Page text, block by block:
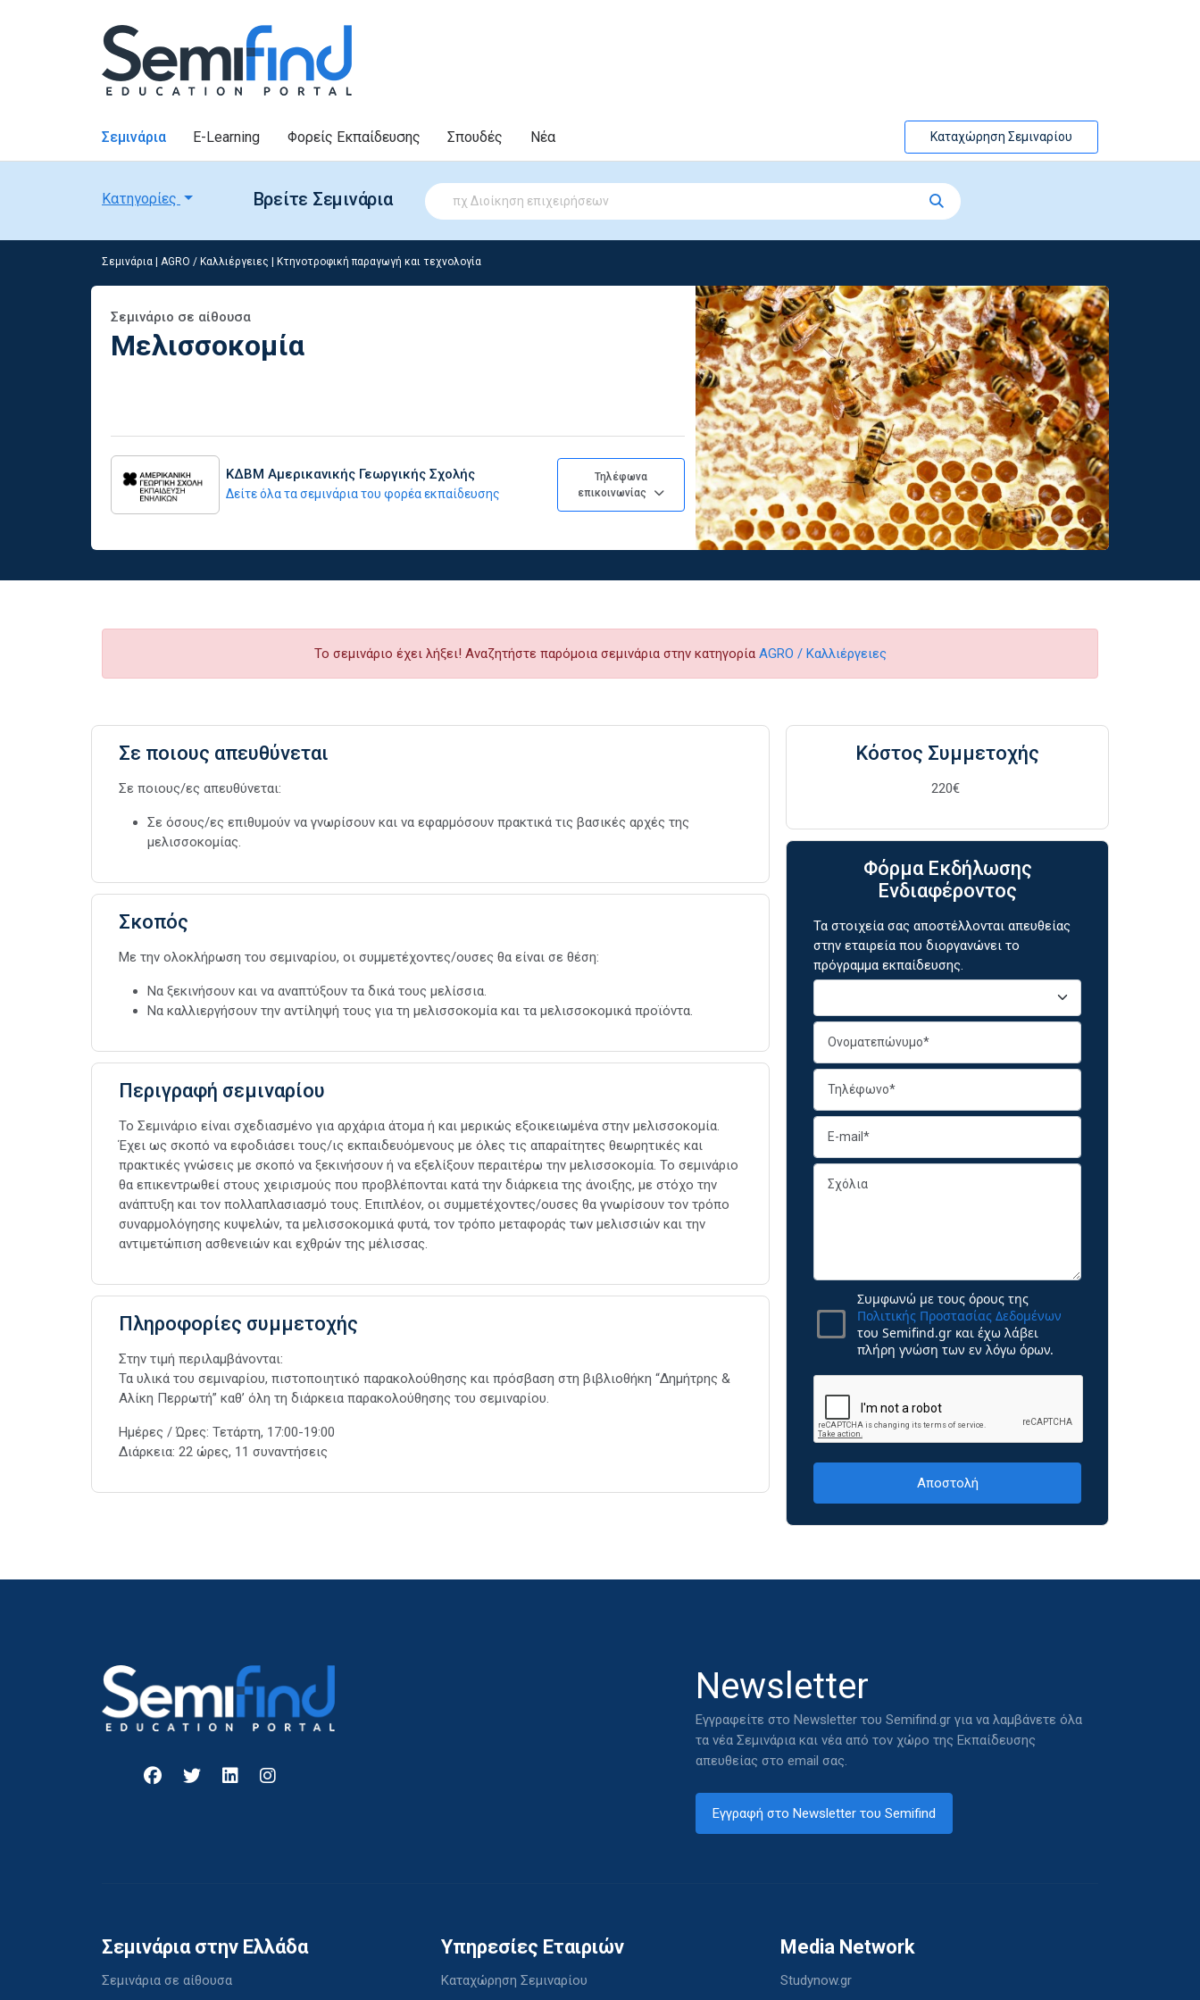
Σεμινάρια E-Learning Φορείς Εκπαίδευσης Σπουδές Νέα Καταχώρηση Σεμιναρίου
Κατηγορίες Βρείτε Σεμινάρια
Σεμινάρια AGRO / Καλλιέργειες Κτηνοτροφική παραγωγή και τεχνολογία
Σεμινάριο σε αίθουσα
Μελισσοκομία
ΚΔΒΜ Αμερικανικής Γεωργικής Σχολής
Δείτε όλα τα σεμινάρια του φορέα εκπαίδευσης
Τηλέφωνα
επικοινωνίας
Το σεμινάριο έχει λήξει! Αναζητήστε παρόμοια σεμινάρια στην κατηγορία AGRO / Καλλιέργειες
Σε ποιους απευθύνεται
Σε ποιους/ες απευθύνεται:
Σε όσους/ες επιθυμούν να γνωρίσουν και να εφαρμόσουν πρακτικά τις βασικές αρχές της
μελισσοκομίας.
Σκοπός
Με την ολοκλήρωση του σεμιναρίου, οι συμμετέχοντες/ουσες θα είναι σε θέση:
Να ξεκινήσουν και να αναπτύξουν τα δικά τους μελίσσια.
Να καλλιεργήσουν την αντίληψή τους για τη μελισσοκομία και τα μελισσοκομικά προϊόντα.
Περιγραφή σεμιναρίου
Το Σεμινάριο είναι σχεδιασμένο για αρχάρια άτομα ή και μερικώς εξοικειωμένα στην μελισσοκομία.
Έχει ως σκοπό να εφοδιάσει τους/ις εκπαιδευόμενους με όλες τις απαραίτητες θεωρητικές και
πρακτικές γνώσεις με σκοπό να ξεκινήσουν ή να εξελίξουν περαιτέρω την μελισσοκομία. Το σεμινάριο
θα επικεντρωθεί στους χειρισμούς που προβλέπονται κατά την διάρκεια της άνοιξης, με στόχο την
ανάπτυξη και τον πολλαπλασιασμό τους. Επιπλέον, οι συμμετέχοντες/ουσες θα γνωρίσουν τον τρόπο
συναρμολόγησης κυψελών, τα μελισσοκομικά φυτά, τον τρόπο μεταφοράς των μελισσιών και την
αντιμετώπιση ασθενειών και εχθρών της μέλισσας.
Πληροφορίες συμμετοχής
Στην τιμή περιλαμβάνονται:
Τα υλικά του σεμιναρίου, πιστοποιητικό παρακολούθησης και πρόσβαση στη βιβλιοθήκη “Δημήτρης &
Αλίκη Περρωτή” καθ’ όλη τη διάρκεια παρακολούθησης του σεμιναρίου.
Ημέρες / Ώρες: Τετάρτη, 17:00-19:00
Διάρκεια: 22 ώρες, 11 συναντήσεις
Κόστος Συμμετοχής
220€
Φόρμα Εκδήλωσης
Ενδιαφέροντος
Τα στοιχεία σας αποστέλλονται απευθείας
στην εταιρεία που διοργανώνει το
πρόγραμμα εκπαίδευσης.
Συμφωνώ με τους όρους της
Πολιτικής Προστασίας Δεδομένων
του Semifind.gr και έχω λάβει
πλήρη γνώση των εν λόγω όρων.
Newsletter
Εγγραφείτε στο Newsletter του Semifind.gr για να λαμβάνετε όλα
τα νέα Σεμινάρια και νέα από τον χώρο της Εκπαίδευσης
απευθείας στο email σας.
Εγγραφή στο Newsletter του Semifind
Σεμινάρια στην Ελλάδα
Σεμινάρια σε αίθουσα
Υπηρεσίες Εταιριών
Καταχώρηση Σεμιναρίου
Media Network
Studynow.gr